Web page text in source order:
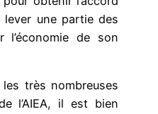
une partie des
l’économie de son
très nombreuses
l’AIEA, il est bien